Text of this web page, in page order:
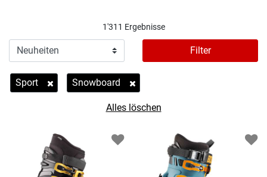
1'311 Ergebnisse
Filter
Sport
Entferne Filter Derzeit verfeinert von Kategorie: Sport
Snowboard
Entferne Filter Derzeit verfeinert von
Alles löschen